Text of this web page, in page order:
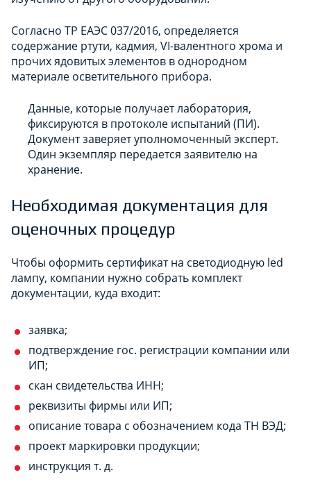
Согласно ТР ЕАЭС 037/2016, определяется
содержание ртути, кадмия, VI-валентного хрома и
прочих ядовитых элементов в однородном
материале осветительного прибора.
Данные, которые получает лаборатория,
фиксируются в протоколе испытаний (ПИ).
Документ заверяет уполномоченный эксперт.
Один экземпляр передается заявителю на
хранение.
Необходимая документация для
оценочных процедур
Чтобы оформить сертификат на светодиодную led
лампу, компании нужно собрать комплект
документации, куда входит:
заявка;
подтверждение гос. регистрации компании или
ИП;
скан свидетельства ИНН;
реквизиты фирмы или ИП;
описание товара с обозначением кода ТН ВЭД;
проект маркировки продукции;
инструкция т. д.